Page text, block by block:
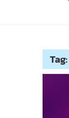
Tag: